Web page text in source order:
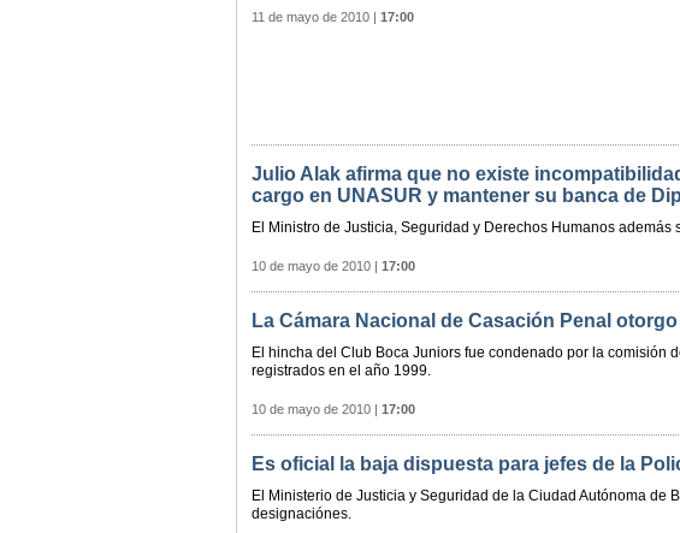
11 de mayo de 2010| 17:00
Julio Alak afirma que no existe
cargo en UNASUR y mantener su banca de
El Ministro de Justicia, Seguridad y Derechos Humanos
10 de mayo de 2010| 17:00
La Cámara Nacional de Casación Penal
El hincha del Club Boca Juniors fue condenado por la
registrados en el año 1999.
10 de mayo de 2010| 17:00
Es oficial la baja dispuesta para jefes de la
El Ministerio de Justicia y Seguridad de la Ciudad Autónoma
designaciónes.